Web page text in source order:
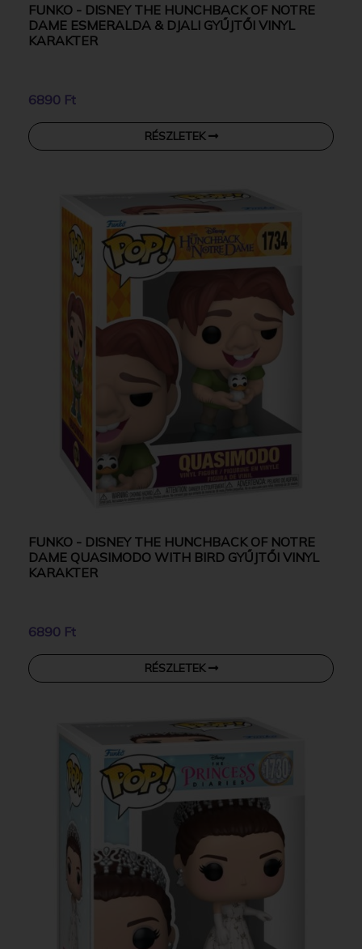
FUNKO - DISNEY THE HUNCHBACK OF NOTRE
DAME ESMERALDA & DJALI GYŰJTŐI VINYL
KARAKTER
6890 Ft
RÉSZLETEK
FUNKO - DISNEY THE HUNCHBACK OF NOTRE
DAME QUASIMODO WITH BIRD GYŰJTŐI VINYL
KARAKTER
6890 Ft
RÉSZLETEK